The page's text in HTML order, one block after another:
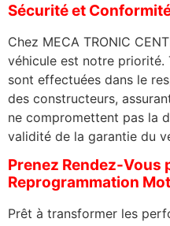
Sécurité et
Chez MECA TRONIC
véhicule est notre priorité.
sont effectuées dans le
des constructeurs,
ne compromettent pas la
validité de la garantie du
Prenez Rendez-Vous
Reprogrammation
Prêt à transformer les